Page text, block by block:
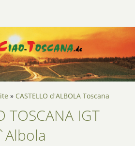
» CASTELLO d'ALBOLA Toscana
TOSCANA IGT